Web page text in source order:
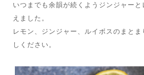
いつまでも余韻が続くようジンジャー
えました。
レモン、ジンジャー、ルイボスのまと
しください。